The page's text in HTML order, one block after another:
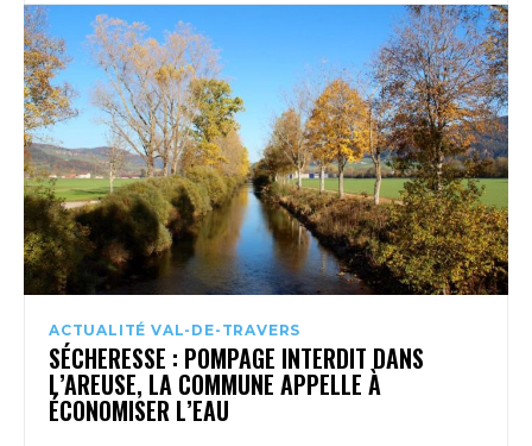
ACTUALITÉ VAL-DE-TRAVERS
SÉCHERESSE : POMPAGE INTERDIT DANS
L’AREUSE, LA COMMUNE APPELLE À
ÉCONOMISER L’EAU